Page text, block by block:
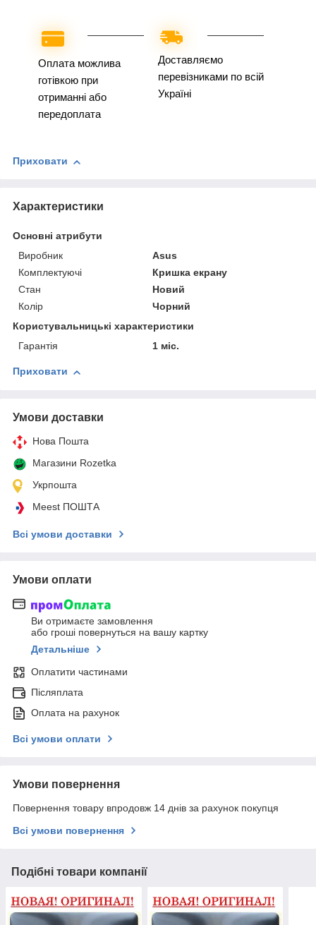
Оплата можлива
готівкою при
отриманні або
передоплата
Доставляємо
перевізниками по всій
Україні
Приховати
Характеристики
Основні атрибути
Виробник
Asus
Комплектуючі
Кришка екрану
Стан
Новий
Колір
Чорний
Користувальницькі характеристики
Гарантія
1 міс.
Приховати
Умови доставки
Нова Пошта
Магазини Rozetka
Укрпошта
Meest ПОШТА
Всі умови доставки
Умови оплати
Ви отримаєте замовлення
або гроші повернуться на вашу картку
Детальніше
Оплатити частинами
Післяплата
Оплата на рахунок
Всі умови оплати
Умови повернення
Повернення товару впродовж 14 днів за рахунок покупця
Всі умови повернення
Подібні товари компанії